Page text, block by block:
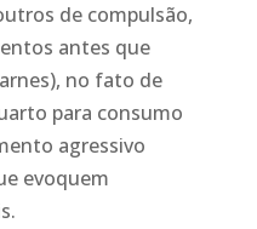
de compulsão,
antes que
no fato de
para consumo
agressivo
evoquem